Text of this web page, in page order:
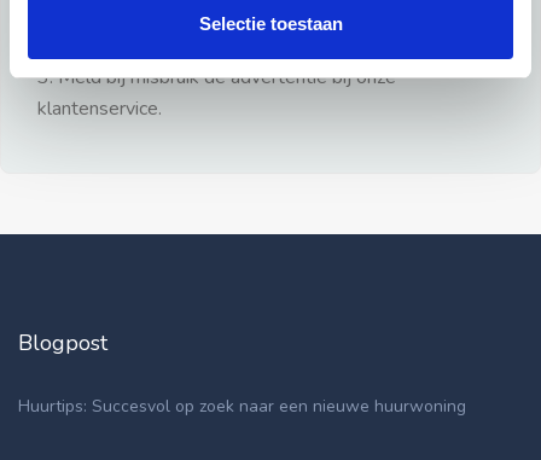
Selectie toestaan
3: Meld bij misbruik de advertentie bij onze
klantenservice.
Blogpost
Huurtips: Succesvol op zoek naar een nieuwe huurwoning